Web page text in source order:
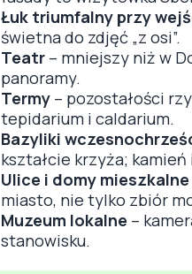
Łuk triumfalny przy
świetna do zdjęć „z osi”.
Teatr – mniejszy niż w
panoramy.
Termy – pozostałości
tepidarium i caldarium.
Bazyliki
kształcie krzyża;
Ulice i domy mieszkalne
miasto, nie tylko zbiór
Muzeum lokalne –
stanowisku.